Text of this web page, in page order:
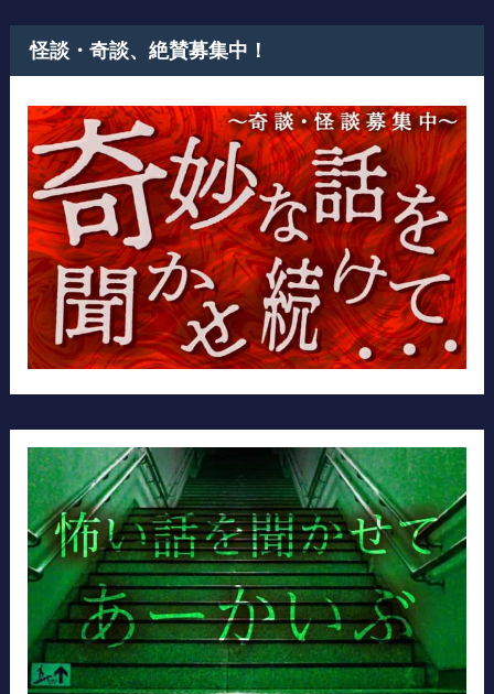
怪談・奇談、絶賛募集中！